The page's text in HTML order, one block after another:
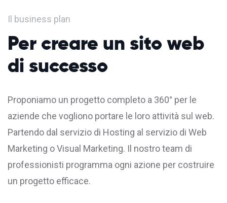
Il business plan
Per creare un sito web
di successo
Proponiamo un progetto completo a 360° per le
aziende che vogliono portare le loro attività sul web.
Partendo dal servizio di Hosting al servizio di Web
Marketing o Visual Marketing. Il nostro team di
professionisti programma ogni azione per costruire
un progetto efficace.